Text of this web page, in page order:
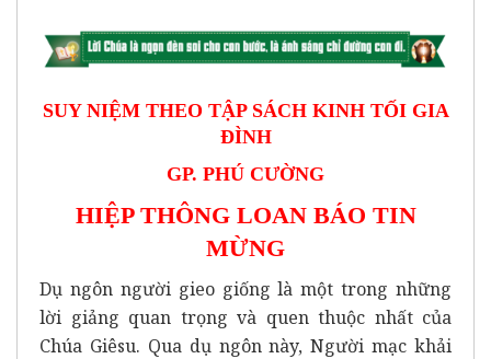
SUY NIỆM THEO TẬP SÁCH KINH TỐI GIA
ĐÌNH
GP. PHÚ CƯỜNG
HIỆP THÔNG LOAN BÁO TIN
MỪNG
Dụ ngôn người gieo giống là một trong những
lời giảng quan trọng và quen thuộc nhất của
Chúa Giêsu. Qua dụ ngôn này, Người mạc khải